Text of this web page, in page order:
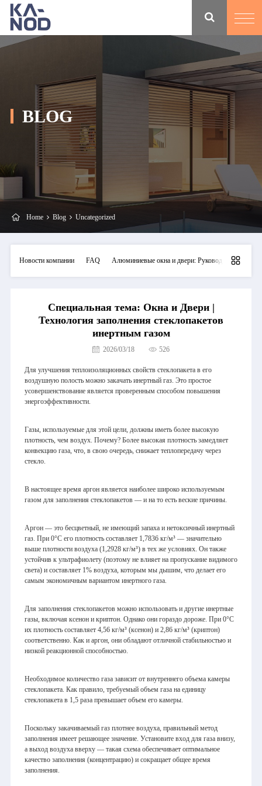
BLOG
Home Blog Uncategorized
Новости компании FAQ Алюминиевые окна и двери: Руководства
Специальная тема: Окна и Двери |
Технология заполнения стеклопакетов
инертным газом
2026/03/18 526
Для улучшения теплоизоляционных свойств стеклопакета в его
воздушную полость можно закачать инертный газ. Это простое
усовершенствование является проверенным способом повышения
энергоэффективности.
Газы, используемые для этой цели, должны иметь более высокую
плотность, чем воздух. Почему? Более высокая плотность замедляет
конвекцию газа, что, в свою очередь, снижает теплопередачу через
стекло.
В настоящее время аргон является наиболее широко используемым
газом для заполнения стеклопакетов — и на то есть веские причины.
Аргон — это бесцветный, не имеющий запаха и нетоксичный инертный
газ. При 0°C его плотность составляет 1,7836 кг/м³ — значительно
выше плотности воздуха (1,2928 кг/м³) в тех же условиях. Он также
устойчив к ультрафиолету (поэтому не влияет на пропускание видимого
света) и составляет 1% воздуха, которым мы дышим, что делает его
самым экономичным вариантом инертного газа.
Для заполнения стеклопакетов можно использовать и другие инертные
газы, включая ксенон и криптон. Однако они гораздо дороже. При 0°C
их плотность составляет 4,56 кг/м³ (ксенон) и 2,86 кг/м³ (криптон)
соответственно. Как и аргон, они обладают отличной стабильностью и
низкой реакционной способностью.
Необходимое количество газа зависит от внутреннего объема камеры
стеклопакета. Как правило, требуемый объем газа на единицу
стеклопакета в 1,5 раза превышает объем его камеры.
Поскольку закачиваемый газ плотнее воздуха, правильный метод
заполнения имеет решающее значение. Установите вход для газа внизу,
а выход воздуха вверху — такая схема обеспечивает оптимальное
качество заполнения (концентрацию) и сокращает общее время
заполнения.